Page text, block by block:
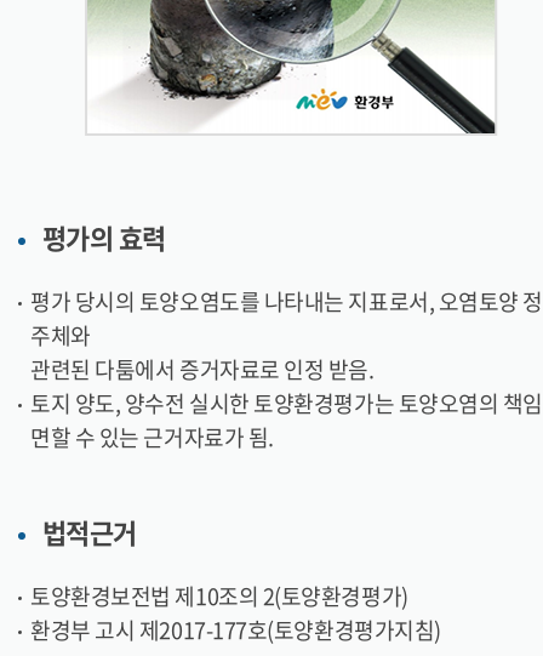
평가의 효력
평가 당시의 토양오염도를 나타내는 지표로서, 오염토양
주체와
관련된 다툼에서 증거자료로 인정 받음.
토지 양도, 양수전 실시한 토양환경평가는 토양오염의 책
면할 수 있는 근거자료가 됨.
법적근거
토양환경보전법 제10조의 2(토양환경평가)
환경부 고시 제2017-177호(토양환경평가지침)